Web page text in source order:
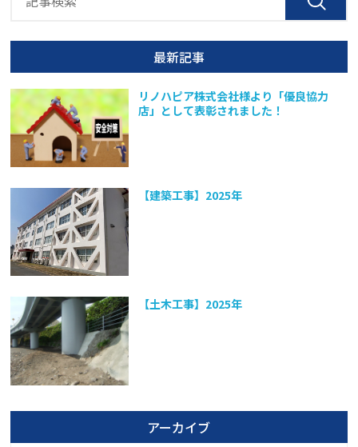
最新記事
リノハピア株式会社様より「優良協力
店」として表彰されました！
【建築工事】2025年
【土木工事】2025年
アーカイブ